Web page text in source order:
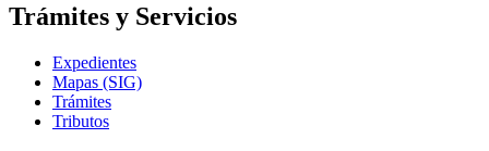
Trámites y Servicios
Expedientes
Mapas (SIG)
Trámites
Tributos